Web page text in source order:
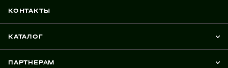
КОНТАКТЫ
КАТАЛОГ
ПАРТНЕРАМ